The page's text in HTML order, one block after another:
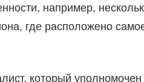
например,
где расположено
который